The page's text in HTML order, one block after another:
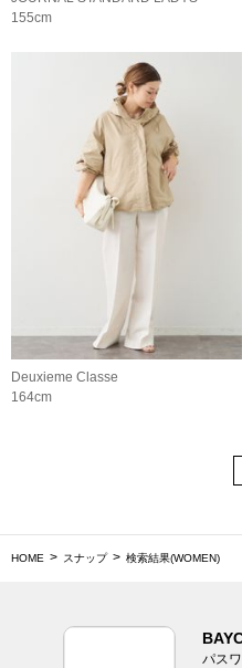
155cm
Deuxieme Classe
164cm
HOME スナップ 検索結果(WOMEN)
パス